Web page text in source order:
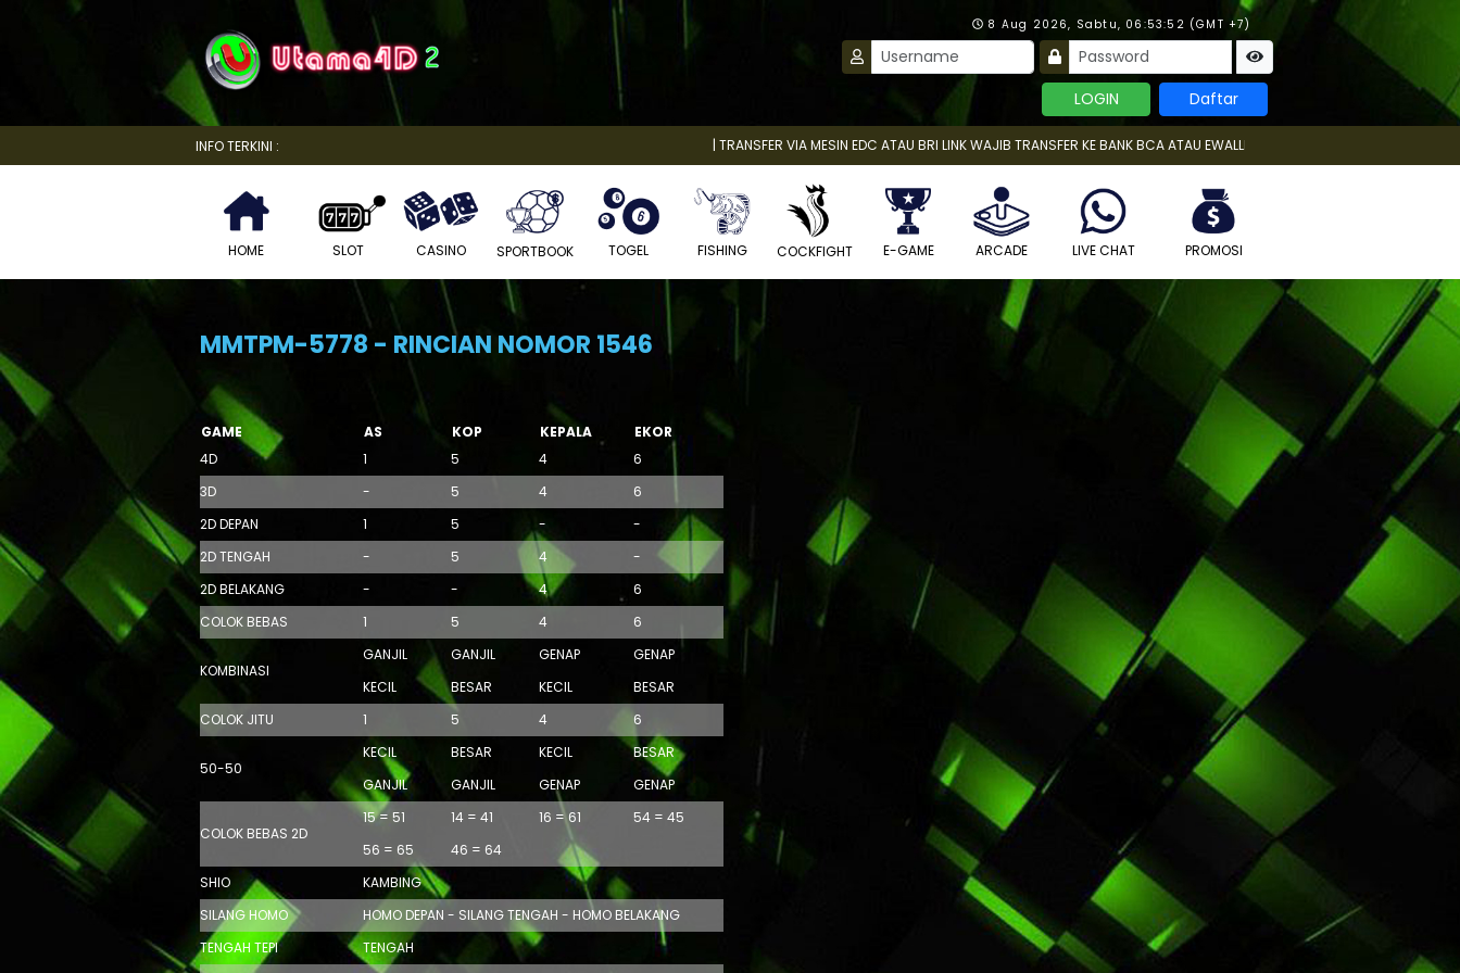
8 Aug 2026, Sabtu, 06:53:52 (GMT +7)
INFO TERKINI : | TRANSFER VIA MESIN EDC ATAU BRI LINK WAJIB TRANSFER KE BANK BCA ATAU EWALLET KAMI JIKA INGIN DIPROSES!!! |
HOME SLOT CASINO SPORTBOOK TOGEL FISHING COCKFIGHT E-GAME ARCADE LIVE CHAT PROMOSI
MMTPM-5778 - RINCIAN NOMOR 1546
GAME AS KOP KEPALA
EKOR
4D
1 5 4
6
3D
- 5 4
6
2D DEPAN
1 5 -
-
2D TENGAH
- 5 4
-
2D BELAKANG
- - 4
6
COLOK BEBAS
1 5 4 6
KOMBINASI
GANJIL GANJIL GENAP
GENAP
KECIL
BESAR KECIL
BESAR
COLOK JITU
1 5 4 6
50-50
KECIL BESAR KECIL
BESAR
GANJIL
GANJIL GENAP GENAP
COLOK BEBAS 2D
15 = 51 14 = 41 16 = 61
54 = 45
56 = 65
46 = 64
SHIO
KAMBING
SILANG HOMO
HOMO DEPAN - SILANG TENGAH - HOMO BELAKANG
TENGAH TEPI
TENGAH